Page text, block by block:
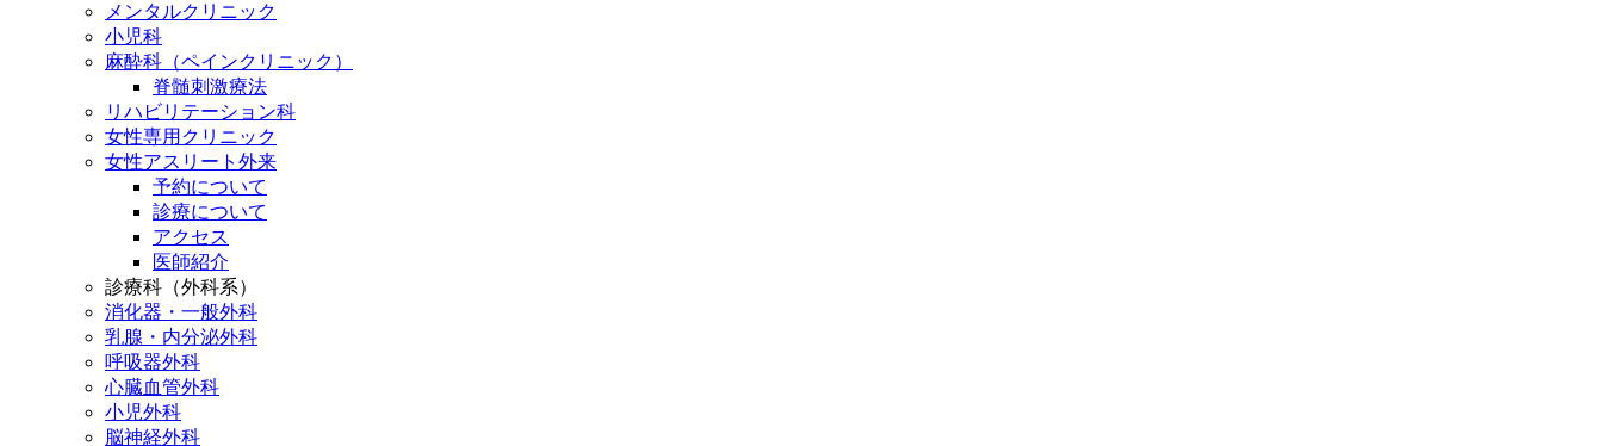
メンタルクリニック
小児科
麻酔科（ペインクリニック）
脊髄刺激療法
リハビリテーション科
女性専用クリニック
女性アスリート外来
予約について
診療について
アクセス
医師紹介
診療科（外科系）
消化器・一般外科
乳腺・内分泌外科
呼吸器外科
心臓血管外科
小児外科
脳神経外科